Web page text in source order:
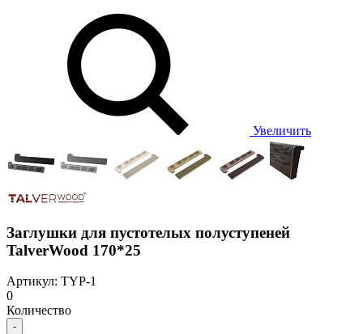
Увеличить
Заглушки для пустотелых полуступеней
TalverWood 170*25
Артикул: TYP-1
0
Количество
-